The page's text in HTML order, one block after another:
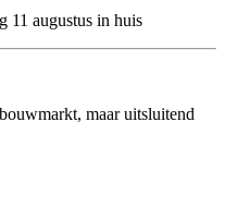
11 augustus in huis
maar uitsluitend